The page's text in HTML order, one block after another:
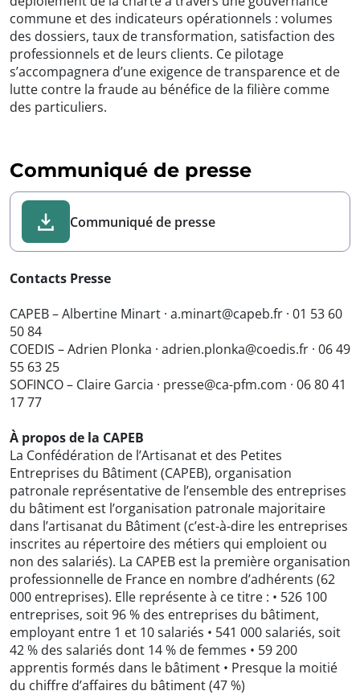
commune et des indicateurs opérationnels : volumes
des dossiers, taux de transformation, satisfaction des
professionnels et de leurs clients. Ce pilotage
s’accompagnera d’une exigence de transparence et de
lutte contre la fraude au bénéfice de la filière comme
des particuliers.
Communiqué de presse
Communiqué de presse
Contacts Presse
CAPEB – Albertine Minart · a.minart@capeb.fr · 01 53 60
50 84
COEDIS – Adrien Plonka · adrien.plonka@coedis.fr · 06 49
55 63 25
SOFINCO – Claire Garcia · presse@ca-pfm.com · 06 80 41
17 77
À propos de la CAPEB
La Confédération de l’Artisanat et des Petites
Entreprises du Bâtiment (CAPEB), organisation
patronale représentative de l’ensemble des entreprises
du bâtiment est l’organisation patronale majoritaire
dans l’artisanat du Bâtiment (c’est-à-dire les entreprises
inscrites au répertoire des métiers qui emploient ou
non des salariés). La CAPEB est la première organisation
professionnelle de France en nombre d’adhérents (62
000 entreprises). Elle représente à ce titre : • 526 100
entreprises, soit 96 % des entreprises du bâtiment,
employant entre 1 et 10 salariés • 541 000 salariés, soit
42 % des salariés dont 14 % de femmes • 59 200
apprentis formés dans le bâtiment • Presque la moitié
du chiffre d’affaires du bâtiment (47 %)